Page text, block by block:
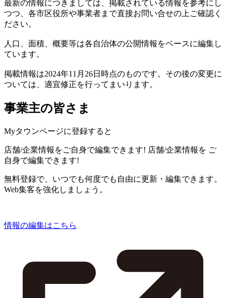
最新の情報につきましては、掲載されている情報を参考にし
つつ、各市区役所や事業者まで直接お問い合せの上ご確認く
ださい。
人口、面積、概要等は各自治体の公開情報をベースに編集し
ています。
掲載情報は2024年11月26日時点のものです。その後の変更に
ついては、適宜修正を行ってまいります。
事業主の皆さま
Myタウンページに登録すると
店舗/企業情報をご自身で編集できます! 店舗/企業情報を ご
自身で編集できます!
無料登録で、いつでも何度でも自由に更新・編集できます。
Web集客を強化しましょう。
情報の編集はこちら